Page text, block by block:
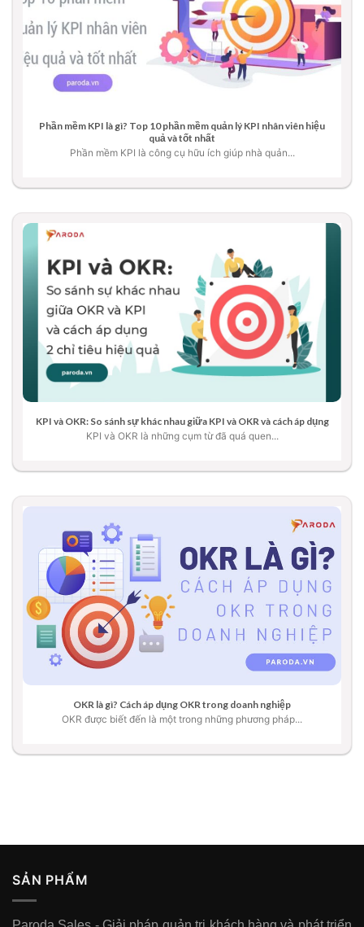
Phần mềm KPI là gì? Top 10 phần mềm quản lý KPI nhân viên hiệu
quả và tốt nhất
Phần mềm KPI là công cụ hữu ích giúp nhà quản...
KPI và OKR: So sánh sự khác nhau giữa KPI và OKR và cách áp dụng
KPI và OKR là những cụm từ đã quá quen...
OKR là gì? Cách áp dụng OKR trong doanh nghiệp
OKR được biết đến là một trong những phương pháp...
SẢN PHẨM